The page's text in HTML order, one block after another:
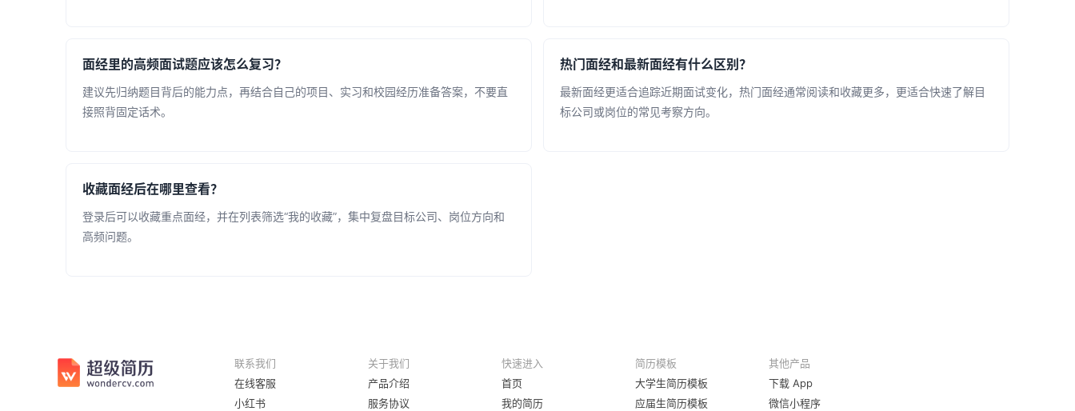
面经里的高频面试题应该怎么复习？
建议先归纳题目背后的能力点，再结合自己的项目、实习和校园经历准备答案，不要直
接照背固定话术。
热门面经和最新面经有什么区别？
最新面经更适合追踪近期面试变化，热门面经通常阅读和收藏更多，更适合快速了解目
标公司或岗位的常见考察方向。
收藏面经后在哪里查看？
登录后可以收藏重点面经，并在列表筛选“我的收藏”，集中复盘目标公司、岗位方向和
高频问题。
联系我们
在线客服
小红书
关于我们
产品介绍
服务协议
快速进入
首页
我的简历
简历模板
大学生简历模板
应届生简历模板
其他产品
下载 App
微信小程序